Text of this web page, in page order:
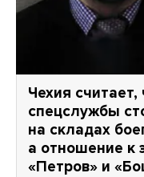
Чехия считает,
спецслужбы
на складах
а отношение к
«Петров» и